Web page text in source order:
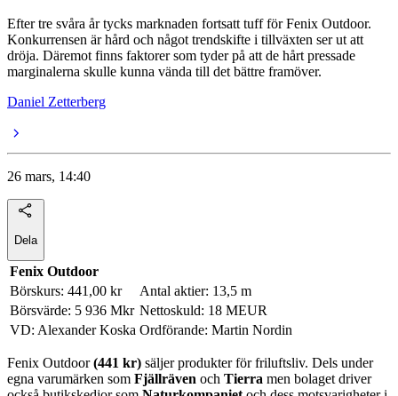
Efter tre svåra år tycks marknaden fortsatt tuff för Fenix Outdoor.
Konkurrensen är hård och något trendskifte i tillväxten ser ut att
dröja. Däremot finns faktorer som tyder på att de hårt pressade
marginalerna skulle kunna vända till det bättre framöver.
Daniel Zetterberg
26 mars, 14:40
Dela
Fenix Outdoor
Börskurs: 441,00 kr
Antal aktier: 13,5 m
Börsvärde: 5 936 Mkr Nettoskuld: 18 MEUR
VD: Alexander Koska Ordförande: Martin Nordin
Fenix Outdoor(441 kr) säljer produkter för friluftsliv. Dels under
egna varumärken som Fjällräven och Tierra men bolaget driver